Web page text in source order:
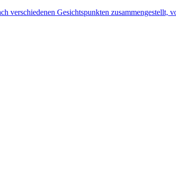
verschiedenen Gesichtspunkten